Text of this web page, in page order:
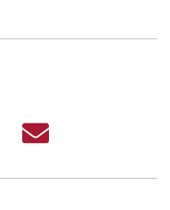
Share